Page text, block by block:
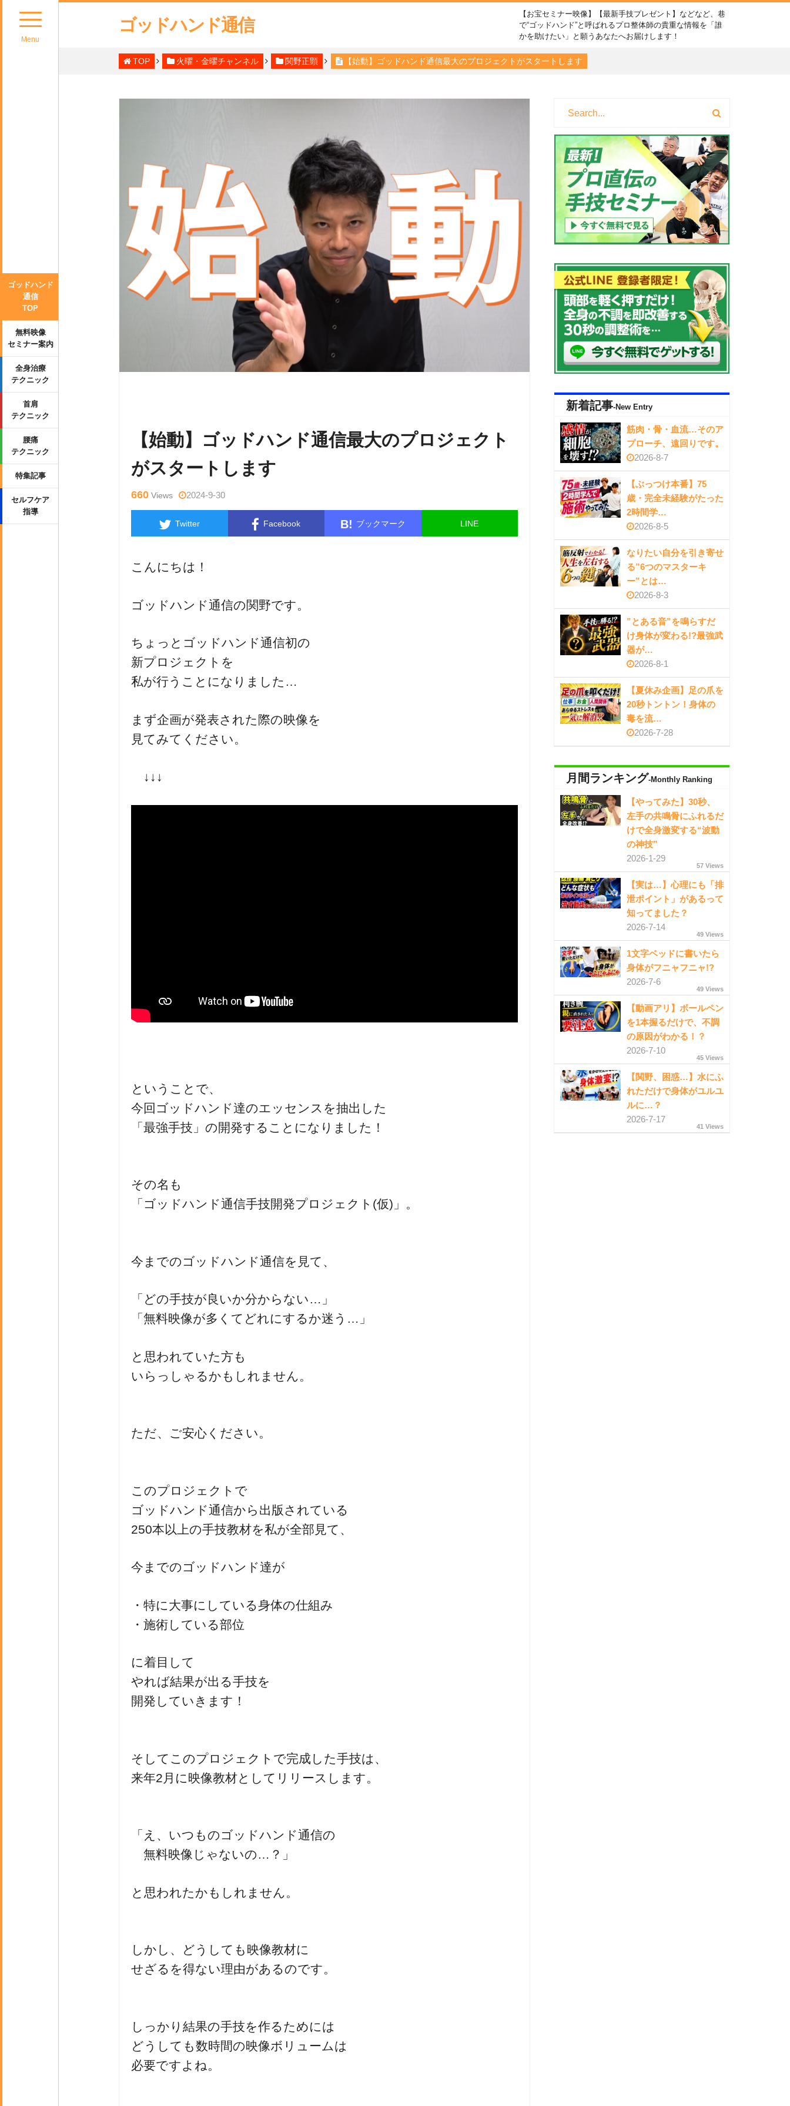
ゴッドハンド通信とは
Menu
ゴッドハンド
通信
TOP
無料映像
セミナー案内
全身治療
テクニック
首肩
テクニック
腰痛
テクニック
特集記事
セルフケア
指導
ゴッドハンド通信
【お宝セミナー映像】【最新手技プレゼント】などなど、巷
で“ゴッドハンド”と呼ばれるプロ整体師の貴重な情報を「誰
かを助けたい」と願うあなたへお届けします！
TOP 火曜・金曜チャンネル 関野正顕 【始動】ゴッドハンド通信最大のプロジェクトがスタートします
【始動】ゴッドハンド通信最大のプロジェクト
がスタートします
660 Views 2024-9-30
Twitter Facebook B! ブックマーク LINE
こんにちは！
ゴッドハンド通信の関野です。
ちょっとゴッドハンド通信初の
新プロジェクトを
私が行うことになりました…
まず企画が発表された際の映像を
見てみてください。
↓↓↓
ということで、
今回ゴッドハンド達のエッセンスを抽出した
「最強手技」の開発することになりました！
その名も
「ゴッドハンド通信手技開発プロジェクト(仮)」。
今までのゴッドハンド通信を見て、
「どの手技が良いか分からない…」
「無料映像が多くてどれにするか迷う…」
と思われていた方も
いらっしゃるかもしれません。
ただ、ご安心ください。
このプロジェクトで
ゴッドハンド通信から出版されている
250本以上の手技教材を私が全部見て、
今までのゴッドハンド達が
・特に大事にしている身体の仕組み
・施術している部位
に着目して
やれば結果が出る手技を
開発していきます！
そしてこのプロジェクトで完成した手技は、
来年2月に映像教材としてリリースします。
「え、いつものゴッドハンド通信の
無料映像じゃないの…？」
と思われたかもしれません。
しかし、どうしても映像教材に
せざるを得ない理由があるのです。
しっかり結果の手技を作るためには
どうしても数時間の映像ボリュームは
必要ですよね。
新着記事-New Entry
筋肉・骨・血流…そのア
プローチ、遠回りです。
2026-8-7
【ぶっつけ本番】75
歳・完全未経験がたった
2時間学…
2026-8-5
なりたい自分を引き寄せ
る”6つのマスターキ
ー”とは…
2026-8-3
”とある音”を鳴らすだ
け身体が変わる!?最強武
器が…
2026-8-1
【夏休み企画】足の爪を
20秒トントン！身体の
毒を流…
2026-7-28
月間ランキング-Monthly Ranking
【やってみた】30秒、
左手の共鳴骨にふれるだ
けで全身激変する“波動
の神技”
2026-1-29
57 Views
【実は…】心理にも「排
泄ポイント」があるって
知ってました？
2026-7-14
49 Views
1文字ベッドに書いたら
身体がフニャフニャ!?
2026-7-6
49 Views
【動画アリ】ボールペン
を1本握るだけで、不調
の原因がわかる！？
2026-7-10
45 Views
【関野、困惑…】水にふ
れただけで身体がユルユ
ルに…？
2026-7-17
41 Views